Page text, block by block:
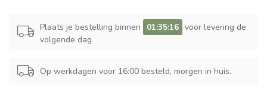
Plaats je bestelling binnen 01:35:15 voor levering de
volgende dag
Op werkdagen voor 16:00 besteld, morgen in huis.